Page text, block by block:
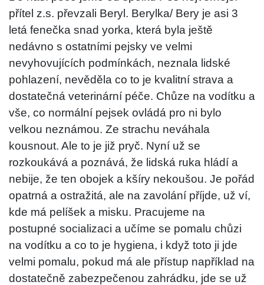
přítel z.s. převzali Beryl. Berylka/ Bery je asi 3
letá fenečka snad yorka, která byla ještě
nedávno s ostatními pejsky ve velmi
nevyhovujících podmínkách, neznala lidské
pohlazení, nevěděla co to je kvalitní strava a
dostatečná veterinární péče. Chůze na vodítku a
vše, co normální pejsek ovládá pro ni bylo
velkou neznámou. Ze strachu neváhala
kousnout. Ale to je již pryč. Nyní už se
rozkoukává a poznává, že lidská ruka hládí a
nebije, že ten obojek a kšíry nekoušou. Je pořád
opatrná a ostražitá, ale na zavolání příjde, už ví,
kde má pelíšek a misku. Pracujeme na
postupné socializaci a učíme se pomalu chůzi
na vodítku a co to je hygiena, i když toto ji jde
velmi pomalu, pokud má ale přístup například na
dostatečně zabezpečenou zahrádku, jde se už